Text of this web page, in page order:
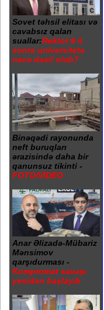
Sovet təhsil elitası və
cavabsız qalan
suallar:Rektor 6 il
sonra universitetə
necə daxil olub?
Binəqədi rayonunda
neft buruqları
ərazisində daha bir
qanunsuz tikinti -
FOTO/VİDEO
Anar Əlizadə-Mübariz
Mənsimov
qarşıdurması -
Kompromat savaşı
yenidən başlayıb